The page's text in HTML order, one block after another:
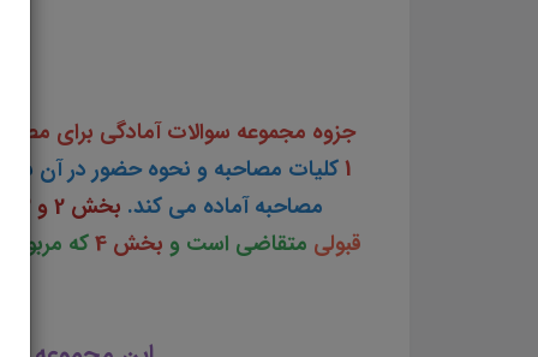
جزوه مجموعه سوالات آمادگی برای
1کلیات مصاحبه و نحوه حضور در آن
مصاحبه آماده می کند. بخش 2 و 3
قبولی متقاضی است و بخش 4 که مربوط